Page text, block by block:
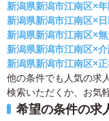
新潟県新潟市江南区×
新潟県新潟市江南区×
新潟県新潟市江南区×
新潟県新潟市江南区×
新潟県新潟市江南区×
他の条件でも人気の求
検索いただくか、お気
希望の条件の求